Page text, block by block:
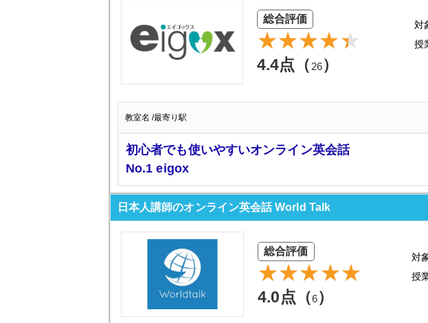
総合評価
4.4点（ 26）
対
授
教室名 /最寄り駅
初心者でも使いやすいオンライン英会話
No.1 eigox
日本人講師のオンライン英会話 World Talk
総合評価
4.0点（6）
対
授